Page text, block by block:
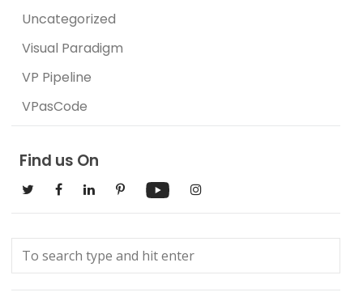
Uncategorized
Visual Paradigm
VP Pipeline
VPasCode
Find us On